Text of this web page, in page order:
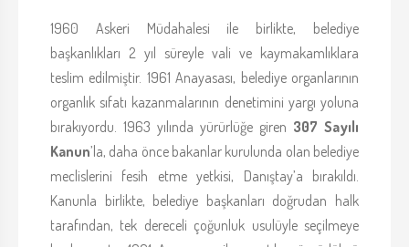
1960 Askeri Müdahalesi ile birlikte, belediye
başkanlıkları 2 yıl süreyle vali ve kaymakamlıklara
teslim edilmiştir. 1961 Anayasası, belediye organlarının
organlık sıfatı kazanmalarının denetimini yargı yoluna
bırakıyordu. 1963 yılında yürürlüğe giren 307 Sayılı
Kanun’la, daha önce bakanlar kurulunda olan belediye
meclislerini fesih etme yetkisi, Danıştay’a bırakıldı.
Kanunla birlikte, belediye başkanları doğrudan halk
tarafından, tek dereceli çoğunluk usulüyle seçilmeye